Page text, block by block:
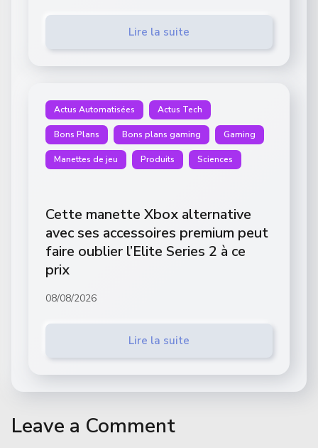
Lire la suite
Actus Automatisées Actus Tech
Bons Plans Bons plans gaming Gaming
Manettes de jeu Produits Sciences
Cette manette Xbox alternative
avec ses accessoires premium peut
faire oublier l’Elite Series 2 à ce
prix
08/08/2026
Lire la suite
Leave a Comment